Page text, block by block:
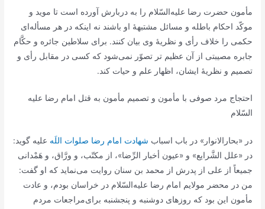
مأمون‌ حضرت‌ رضا علیه‌السّلام را به‌ دربارش‌ آورده‌ است‌ تا موید و
موكّد احكام‌ باطله‌ و مسائل‌ مشتبهۀ او باشند نه‌ اینكه‌ در هر مسأله‌ای‌
حكمی‌ را خلاف‌ رأی‌ و نظریۀ وی‌ بیان‌ كنند. برای‌ سلاطین‌ جائره‌ و حكَّام‌
جابره‌ مصیبتی‌ از آن‌ عظیم تر تصوّر نمی‌شود كه‌ كسی‌ در مقابل‌ رأی‌ و
تصمیم‌ و نظریۀ ایشان‌، اظهار علم‌ و حیات‌ كند.
احتجاج‌ مرد صوفی‌ با مأمون‌ و تصمیم‌ مأمون‌ به‌ قتل‌ امام‌ رضا علیه‌
السّلام
در «بحارالانوار» در باب‌ اسباب‌ شهادت‌ امام‌ رضا صلوات‌ اللَه‌ علیه‌ گوید:
در «علل‌ الشَّرایع‌» و «عیون‌ أخبار الرِّضا»، از مكتّب‌، و ورَّاق‌، و هَمْدانی‌
جمیعاً از علی‌ از پدرش‌ از محمد بن‌ سنان‌ روایت‌ می‌نماید كه‌ او گفت‌:
من‌ در محضر مولایم‌ امام‌ رضا علیه‌السّلام در خراسان‌ بودم‌، و عادت‌
مأمون‌ این‌ بود كه‌ روزهای‌ دوشنبه‌ و پنجشنبه‌ برای‌مراجعات‌ مردم‌